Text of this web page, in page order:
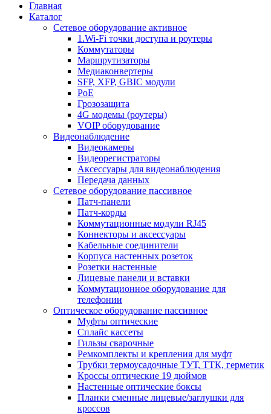
Главная
Каталог
Сетевое оборудование активное
1.Wi-Fi точки доступа и роутеры
Коммутаторы
Маршрутизаторы
Медиаконвертеры
SFP, XFP, GBIC модули
PoE
Грозозащита
4G модемы (роутеры)
VOIP оборудование
Видеонаблюдение
Видеокамеры
Видеорегистраторы
Аксессуары для видеонаблюдения
Передача данных
Сетевое оборудование пассивное
Патч-панели
Патч-корды
Коммутационные модули RJ45
Коннекторы и аксессуары
Кабельные соединители
Корпуса настенных розеток
Розетки настенные
Лицевые панели и вставки
Коммутационное оборудование для
телефонии
Оптическое оборудование пассивное
Муфты оптические
Сплайс кассеты
Гильзы сварочные
Ремкомплекты и крепления для муфт
Трубки термоусадочные ТУТ, ТТК, герметик
Кроссы оптические 19 дюймов
Настенные оптические боксы
Планки сменные лицевые/заглушки для
кроссов